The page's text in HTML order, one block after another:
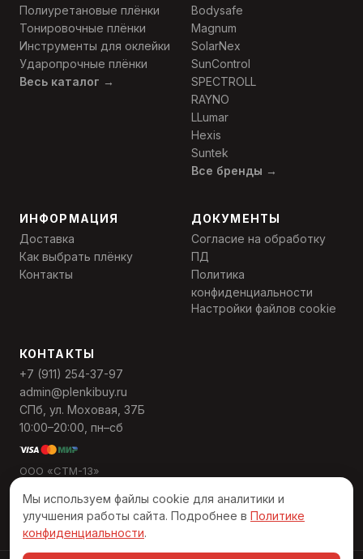
Полиуретановые плёнки
Тонировочные плёнки
Инструменты для оклейки
Ударопрочные плёнки
Весь каталог →
Bodysafe
Magnum
SolarNex
SunControl
SPECTROLL
RAYNO
LLumar
Hexis
Suntek
Все бренды →
ИНФОРМАЦИЯ
Доставка
Как выбрать плёнку
Контакты
ДОКУМЕНТЫ
Согласие на обработку
ПД
Политика
конфиденциальности
Настройки файлов cookie
КОНТАКТЫ
+7 (911) 254-37-97
admin@plenkibuy.ru
СПб, ул. Моховая, 37Б
10:00–20:00, пн–сб
ООО «СТМ-13»
ОГРН 1137847495389
Мы используем файлы cookie для аналитики и
улучшения работы сайта. Подробнее в Политике
конфиденциальности.